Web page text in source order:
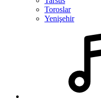
Toroslar
Yenişehir